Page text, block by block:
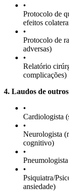
•
Protocolo de
efeitos
•
Protocolo de
adversas)
•
Relatório
complicações)
4. Laudos de
•
Cardiologista
•
Neurologista
cognitivo)
•
•
Psiquiatra/
ansiedade)